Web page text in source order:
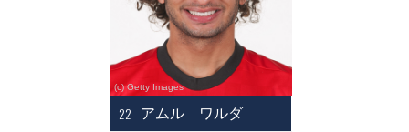
22 アムル ワルダ